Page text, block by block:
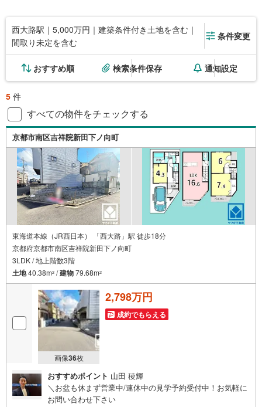
西大路駅｜5,000万円｜建築条件付き土地を含む｜
間取り未定を含む
条件変更
おすすめ順 検索条件保存 通知設定
5 件
すべての物件をチェックする
京都市南区吉祥院新田下ノ向町
東海道本線（JR西日本） 「西大路」駅 徒歩18分
京都府京都市南区吉祥院新田下ノ向町
3LDK / 地上階数3階
土地40.38m2 /建物79.68m2
画像36枚
2,798万円
成約でもらえる
おすすめポイント 山田 稜輝
＼お盆も休まず営業中/連休中の見学予約受付中！お気軽に
お問い合わせ下さい